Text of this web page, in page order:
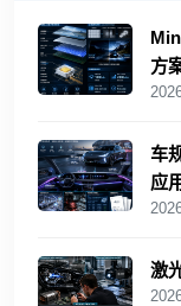
方
车
应
激